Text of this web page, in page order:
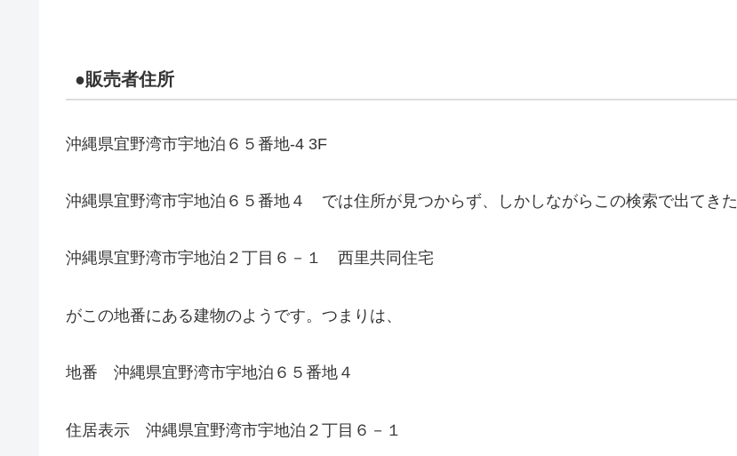
●販売者住所
沖縄県宜野湾市宇地泊６５番地-4 3F
沖縄県宜野湾市宇地泊６５番地４ では住所が見つからず、しかしながらこの検索で出てきた
沖縄県宜野湾市宇地泊２丁目６－１ 西里共同住宅
がこの地番にある建物のようです。つまりは、
地番 沖縄県宜野湾市宇地泊６５番地４
住居表示 沖縄県宜野湾市宇地泊２丁目６－１